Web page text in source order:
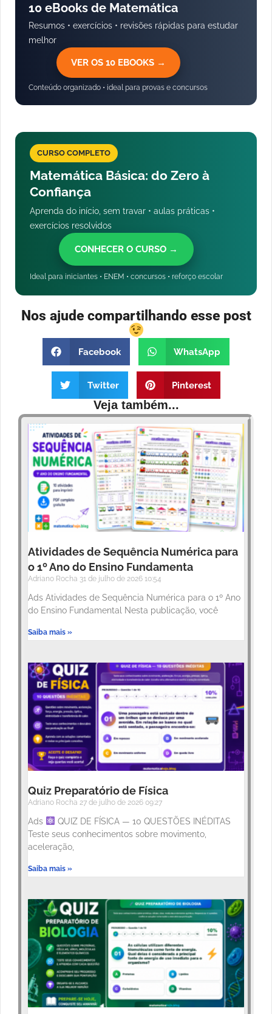
10 eBooks de Matemática
Resumos • exercícios • revisões rápidas para estudar
melhor
VER OS 10 EBOOKS →
Conteúdo organizado • ideal para provas e concursos
CURSO COMPLETO
Matemática Básica: do Zero à
Confiança
Aprenda do início, sem travar • aulas práticas •
exercícios resolvidos
CONHECER O CURSO →
Ideal para iniciantes • ENEM • concursos • reforço escolar
Nos ajude compartilhando esse post
Facebook WhatsApp
Twitter Pinterest
Veja também...
Atividades de Sequência Numérica para
o 1º Ano do Ensino Fundamenta
Adriano Rocha 31 de julho de 2026 10:54
Ads Atividades de Sequência Numérica para o 1º Ano
do Ensino Fundamental Nesta publicação, você
Saiba mais »
Quiz Preparatório de Física
Adriano Rocha 27 de julho de 2026 09:27
Ads
QUIZ DE FÍSICA — 10 QUESTÕES INÉDITAS
Teste seus conhecimentos sobre movimento,
aceleração,
Saiba mais »